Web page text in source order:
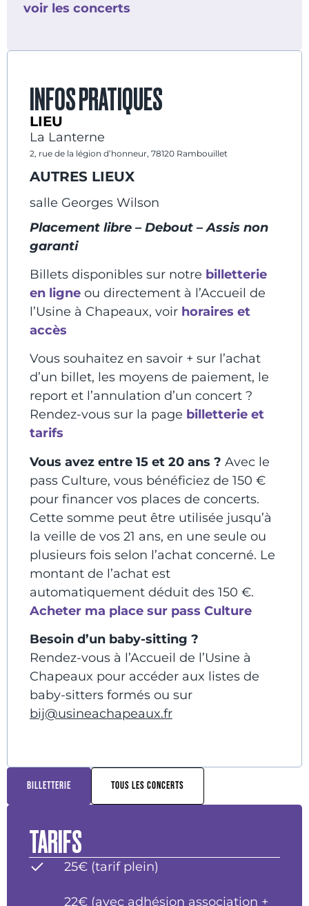
voir les concerts
INFOS PRATIQUES
LIEU
La Lanterne
2, rue de la légion d’honneur, 78120 Rambouillet
AUTRES LIEUX
salle Georges Wilson
Placement libre – Debout – Assis non
garanti
Billets disponibles sur notre billetterie
en ligne ou directement à l’Accueil de
l’Usine à Chapeaux, voir horaires et
accès
Vous souhaitez en savoir + sur l’achat
d’un billet, les moyens de paiement, le
report et l’annulation d’un concert ?
Rendez-vous sur la page billetterie et
tarifs
Vous avez entre 15 et 20 ans ? Avec le
pass Culture, vous bénéficiez de 150 €
pour financer vos places de concerts.
Cette somme peut être utilisée jusqu’à
la veille de vos 21 ans, en une seule ou
plusieurs fois selon l’achat concerné. Le
montant de l’achat est
automatiquement déduit des 150 €.
Acheter ma place sur pass Culture
Besoin d’un baby-sitting ?
Rendez-vous à l’Accueil de l’Usine à
Chapeaux pour accéder aux listes de
baby-sitters formés ou sur
bij@usineachapeaux.fr
BILLETTERIE TOUS LES CONCERTS
TARIFS
25€ (tarif plein)
22€ (avec adhésion association +